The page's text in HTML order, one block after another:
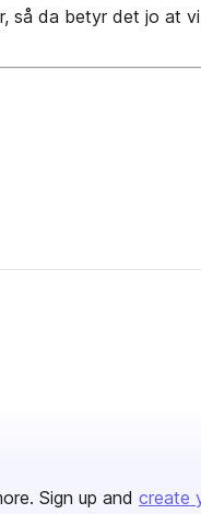
så da betyr det jo at
Sign up and create